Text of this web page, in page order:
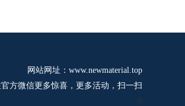
网站网址：www.newmaterial.top
官方微信更多惊喜，更多活动，扫一扫
0